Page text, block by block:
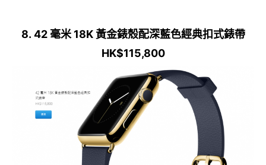
8. 42 毫米 18K 黃金錶殼配深藍色經典扣式錶帶
HK$115,800